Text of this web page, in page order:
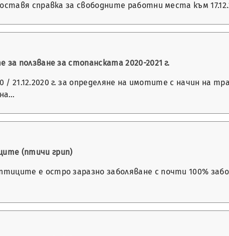
справка за свободните работни места към
ползване за стопанската 2020-2021 г.
/ 21.12.2020 г. за определяне на имотите с начин на
(птичи грип)
е остро заразно заболяване с почти 100%